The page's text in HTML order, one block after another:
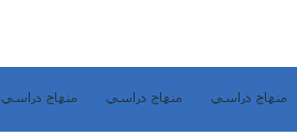
منهاج دراسي منهاج دراسي منهاج دراسي